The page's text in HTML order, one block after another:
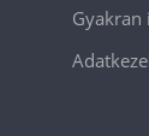
Gyakran